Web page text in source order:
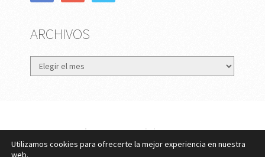
ARCHIVOS
Archivos
eMujer.comCopyright © 2026.
Contactar||Datos Legales y PrivacidadyPolítica de
Utilizamos cookies para ofrecerte la mejor experiencia en nuestra
web.